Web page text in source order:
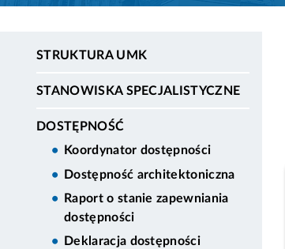
STRUKTURA UMK
STANOWISKA SPECJALISTYCZNE
DOSTĘPNOŚĆ
Koordynator dostępności
Dostępność architektoniczna
Raport o stanie zapewniania
dostępności
Deklaracja dostępności